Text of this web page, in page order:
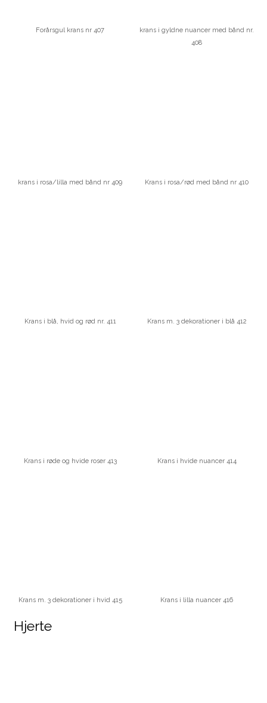
Forårsgul krans nr 407
krans i gyldne nuancer med bånd nr.
408
krans i rosa/lilla med bånd nr 409 Krans i rosa/rød med bånd nr 410
Krans i blå, hvid og rød nr. 411 Krans m. 3 dekorationer i blå 412
Krans i røde og hvide roser 413 Krans i hvide nuancer 414
Krans m. 3 dekorationer i hvid 415 Krans i lilla nuancer 416
Hjerte​